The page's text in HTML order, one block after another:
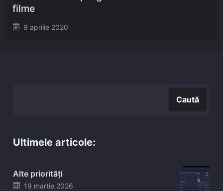
Posted
9 aprilie 2020
filme
Caută
Ultimele articole:
Alte priorități
Posted
19 martie 2026